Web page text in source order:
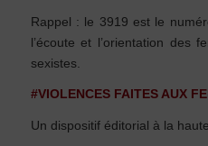
Rappel : le 3919 est le
l’écoute et l’orientation des
sexistes.
#VIOLENCES FAITES AUX
Un dispositif éditorial à la